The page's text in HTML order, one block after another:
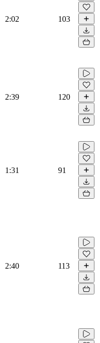
2:02 103
2:39 120
1:31 91
2:40 113